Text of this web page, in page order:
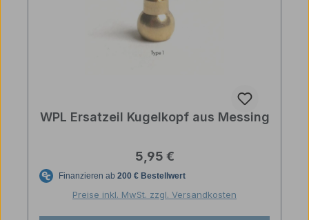
WPL Ersatzeil Kugelkopf aus Messing
Regulärer Preis:
5,95 €
Preise inkl. MwSt. zzgl. Versandkosten